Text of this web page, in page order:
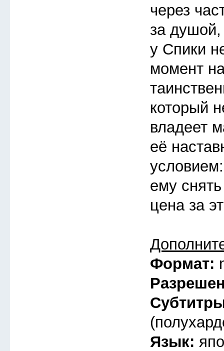
через
за душой,
у Спики
момент
который
владеет
её
ему
цена за
Формат:
Язык: